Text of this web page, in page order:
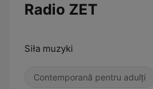
Radio ZET
Siła muzyki
Contemporană pentru adulți